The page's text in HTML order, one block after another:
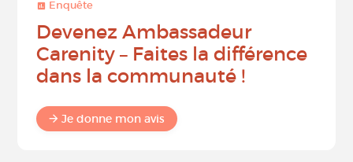
Enquête
Devenez Ambassadeur
Carenity – Faites la différence
dans la communauté !
Je donne mon avis